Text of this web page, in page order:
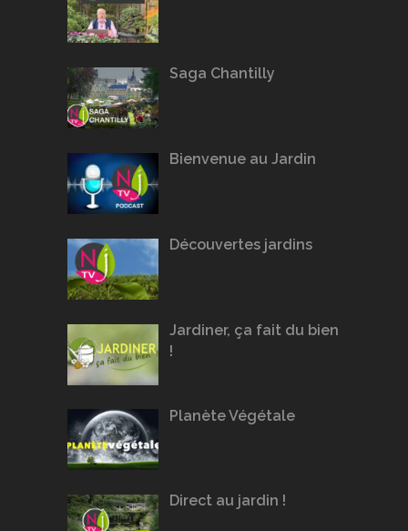
Saga Chantilly
Bienvenue au Jardin
Découvertes jardins
Jardiner, ça fait du bien
!
Planète Végétale
Direct au jardin !